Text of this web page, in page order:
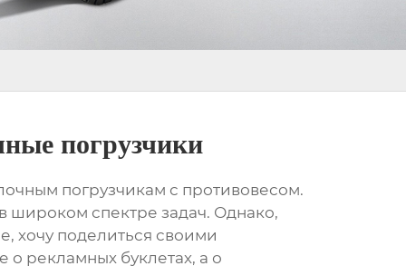
погрузчики
погрузчикам с противовесом.
широком спектре задач. Однако,
хочу поделиться своими
рекламных буклетах, а о